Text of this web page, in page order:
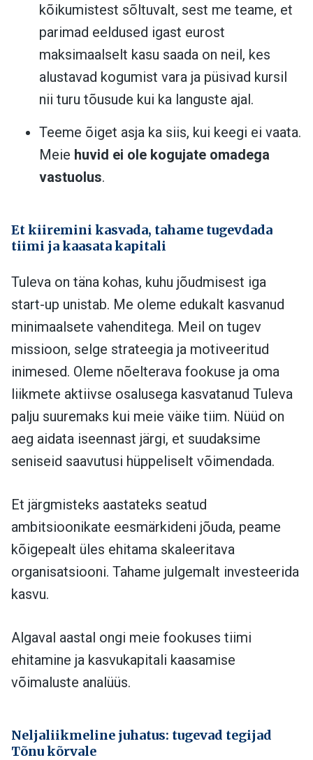
kõikumistest sõltuvalt, sest me teame, et
parimad eeldused igast eurost
maksimaalselt kasu saada on neil, kes
alustavad kogumist vara ja püsivad kursil
nii turu tõusude kui ka languste ajal.
Teeme õiget asja ka siis, kui keegi ei vaata.
Meie huvid ei ole kogujate omadega
vastuolus.
Et kiiremini kasvada, tahame tugevdada
tiimi ja kaasata kapitali
Tuleva on täna kohas, kuhu jõudmisest iga
start-up unistab. Me oleme edukalt kasvanud
minimaalsete vahenditega. Meil on tugev
missioon, selge strateegia ja motiveeritud
inimesed. Oleme nõelterava fookuse ja oma
liikmete aktiivse osalusega kasvatanud Tuleva
palju suuremaks kui meie väike tiim. Nüüd on
aeg aidata iseennast järgi, et suudaksime
seniseid saavutusi hüppeliselt võimendada.
Et järgmisteks aastateks seatud
ambitsioonikate eesmärkideni jõuda, peame
kõigepealt üles ehitama skaleeritava
organisatsiooni. Tahame julgemalt investeerida
kasvu.
Algaval aastal ongi meie fookuses tiimi
ehitamine ja kasvukapitali kaasamise
võimaluste analüüs.
Neljaliikmeline juhatus: tugevad tegijad
Tõnu kõrvale